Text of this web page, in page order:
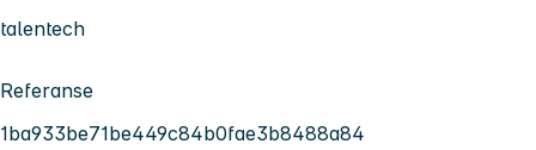
talentech
Referanse
1ba933be71be449c84b0fae3b8488a84